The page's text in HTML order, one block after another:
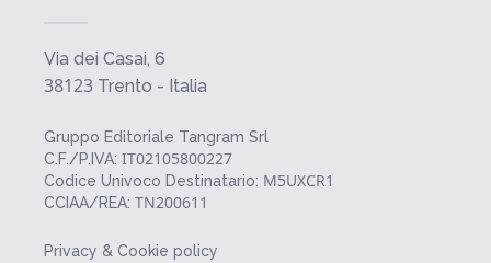
Via dei Casai, 6
38123 Trento - Italia
Gruppo Editoriale Tangram Srl
C.F./P.IVA: IT02105800227
Codice Univoco Destinatario: M5UXCR1
CCIAA/REA: TN200611
Privacy & Cookie policy